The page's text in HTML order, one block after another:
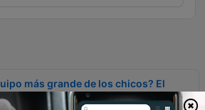
más grande de los chicos? El
6 de agosto del 2026